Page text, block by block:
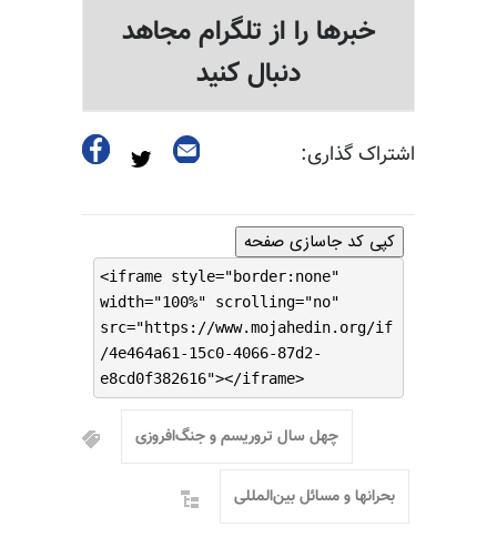
خبرها را از تلگرام مجاهد
دنبال کنید
اشتراک گذاری:
کپی کد جاسازی صفحه
<iframe style="border:none"
width="100%" scrolling="no"
src="https://www.mojahedin.org/if
/4e464a61-15c0-4066-87d2-
e8cd0f382616"></iframe>
چهل سال تروریسم و جنگ‌افروزی
بحرانها و مسائل بین‌المللی